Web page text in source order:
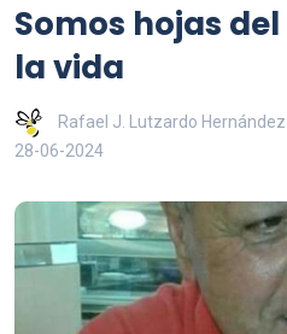
Somos hojas
la vida
Rafael J. Lutzardo Hernández
28-06-2024